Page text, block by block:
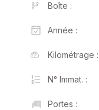
Boîte :
Année :
Kilométrage :
N° Immat. :
Portes :